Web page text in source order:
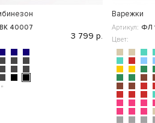
ВК 40007
"
3 799 р.
Варежки
Артикул: ФЛ
Цвет: